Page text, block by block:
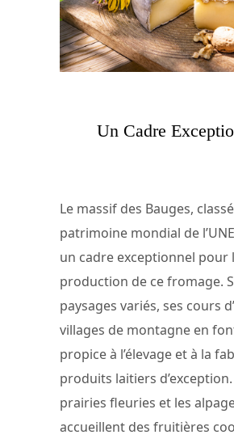
Un Cadre
Le massif des Bauges,
patrimoine mondial de
un cadre exceptionnel pour
production de ce fromage.
paysages variés, ses cours
villages de montagne en
propice à l’élevage et à la
produits laitiers d’exception.
prairies fleuries et les
accueillent des fruitières